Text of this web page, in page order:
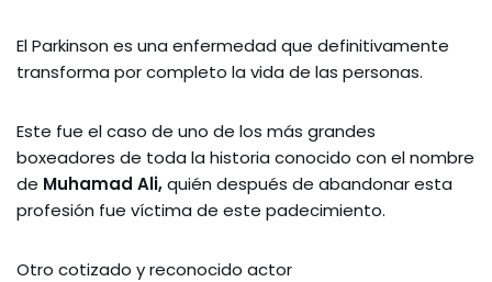
El Parkinson es una enfermedad que definitivamente
transforma por completo la vida de las personas.
Este fue el caso de uno de los más grandes
boxeadores de toda la historia conocido con el nombre
de Muhamad Ali,quién después de abandonar esta
profesión fue víctima de este padecimiento.
Otro cotizado y reconocido actor